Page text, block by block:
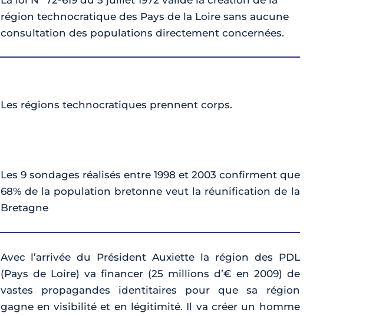
région technocratique des Pays de la Loire sans aucune
consultation des populations directement concernées.
Les régions technocratiques prennent corps.
Les 9 sondages réalisés entre 1998 et 2003 confirment que
68% de la population bretonne veut la réunification de la
Bretagne
Avec l’arrivée du Président Auxiette la région des PDL
(Pays de Loire) va financer (25 millions d’€ en 2009) de
vastes propagandes identitaires pour que sa région
gagne en visibilité et en légitimité. Il va créer un homme